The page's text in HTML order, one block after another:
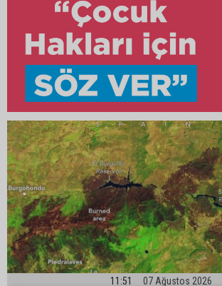
11:51 07 Ağustos 2026